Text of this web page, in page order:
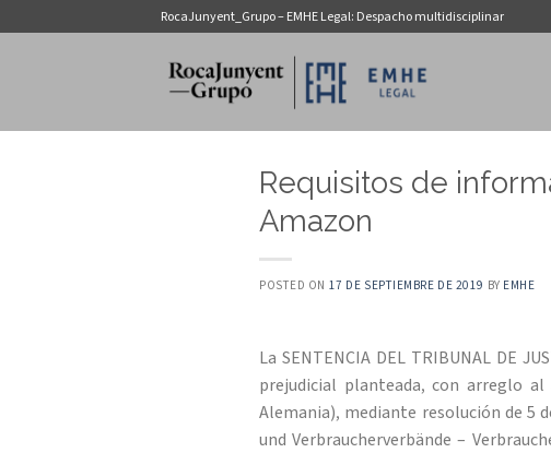
al
RocaJunyent_Grupo – EMHE Legal: Despacho multidisciplinar
Requisitos de
Amazon
POSTED ON 17 DE SEPTIEMBRE DE 2019 BY EMHE
La SENTENCIA DEL TRIBUNAL DE
prejudicial planteada, con arreglo
Alemania), mediante resolución de 5
und Verbraucherverbände –